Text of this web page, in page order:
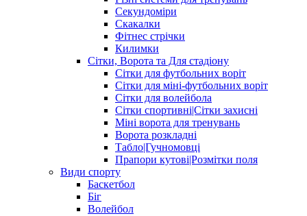
Секундоміри
Скакалки
Фітнес стрічки
Килимки
Сітки, Ворота та Для стадіону
Сітки для футбольних воріт
Сітки для міні-футбольних воріт
Сітки для волейбола
Сітки спортивні|Cітки захисні
Міні ворота для тренувань
Ворота розкладні
Табло|Гучномовці
Прапори кутові|Розмітки поля
Види спорту
Баскетбол
Біг
Волейбол